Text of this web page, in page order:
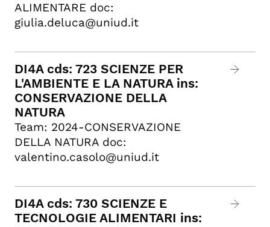
ALIMENTARE doc:
giulia.deluca@uniud.it
DI4A cds: 723 SCIENZE PER
L'AMBIENTE E LA NATURA ins:
CONSERVAZIONE DELLA
NATURA
Team: 2024-CONSERVAZIONE
DELLA NATURA doc:
valentino.casolo@uniud.it
DI4A cds: 730 SCIENZE E
TECNOLOGIE ALIMENTARI ins: